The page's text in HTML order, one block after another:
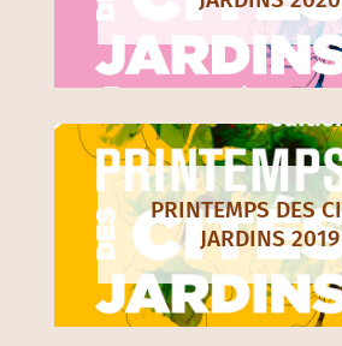
PRINTEMPS DES
JARDINS 2019